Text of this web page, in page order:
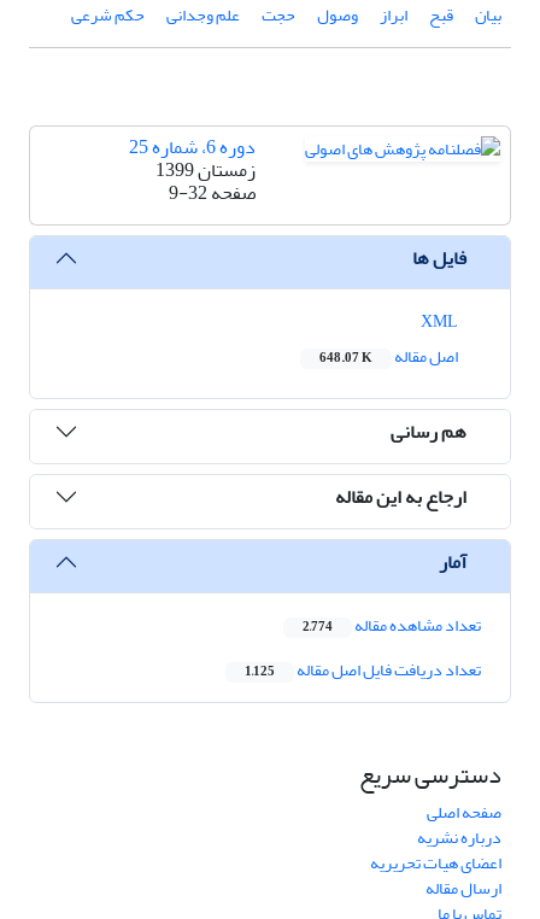
بیان
قبح ابراز وصول حجت علم وجدانی حکم شرعی
دوره 6، شماره 25
زمستان 1399
صفحه9-32
فایل ها
اصل مقاله
648.07 K
هم رسانی
ارجاع به این مقاله
آمار
تعداد مشاهده مقاله 2,774
تعداد دریافت فایل اصل مقاله 1,125
دسترسی سریع
صفحه اصلی
درباره نشریه
اعضای هیات تحریریه
ارسال مقاله